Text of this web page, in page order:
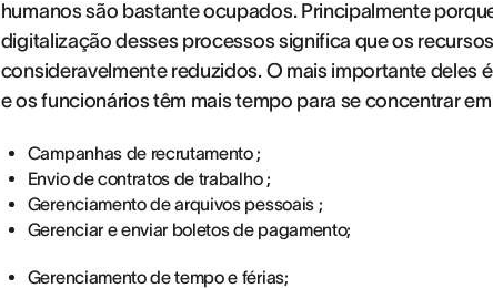
humanos são bastante ocupados. Principalmente
digitalização desses processos significa que os
consideravelmente reduzidos. O mais importante deles
e os funcionários têm mais tempo para se concentrar
Campanhas de recrutamento ;
Envio de contratos de trabalho ;
Gerenciamento de arquivos pessoais ;
Gerenciar e enviar boletos de pagamento;
Gerenciamento de tempo e férias;